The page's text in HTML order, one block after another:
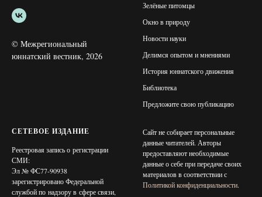
© Межрегиональный
юннатский вестник, 2026
Зелёные питомцы
Окно в природу
Новости науки
Делимся опытом и мнениями
История юннатского движения
Библиотека
Предложите свою публикацию
СЕТЕВОЕ ИЗДАНИЕ
Реестровая запись о регистрации
СМИ:
Эл № ФС77-90938
зарегистрировано Федеральной
службой по надзору в сфере связи,
Сайт не собирает персональные
данные читателей. Авторы
предоставляют необходимые
данные о себе при передаче своих
материалов в соответствии с
Политикой конфиденциальности.